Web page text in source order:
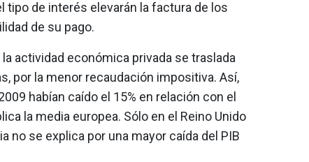
de interés elevarán la factura de los
de su pago.
actividad económica privada se traslada
por la menor recaudación impositiva. Así,
habían caído el 15% en relación con el
la media europea. Sólo en el Reino Unido
no se explica por una mayor caída del PIB